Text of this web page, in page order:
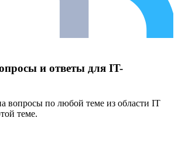
и ответы для IT-
вопросы по любой теме из области IT
теме.